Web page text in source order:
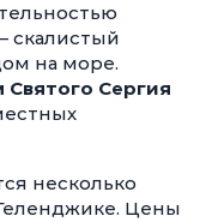
скалистый
на море.
Святого Сергия
несколько
Цены